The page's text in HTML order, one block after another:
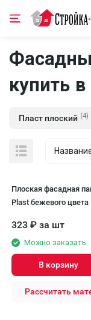
купить
Пласт плоский (4)
Плоская фасадная
Plast бежевого цвета
323 ₽ за шт
Можно заказать
В корзину
Рассчитать